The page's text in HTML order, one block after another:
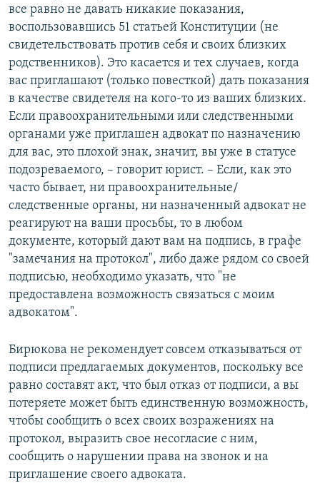
все равно не давать никакие показания,
воспользовавшись 51 статьей Конституции (не
свидетельствовать против себя и своих близких
родственников). Это касается и тех случаев, когда
вас приглашают (только повесткой) дать показания
в качестве свидетеля на кого-то из ваших близких.
Если правоохранительными или следственными
органами уже приглашен адвокат по назначению
для вас, это плохой знак, значит, вы уже в статусе
подозреваемого, – говорит юрист. – Если, как это
часто бывает, ни правоохранительные/
следственные органы, ни назначенный адвокат не
реагируют на ваши просьбы, то в любом
документе, который дают вам на подпись, в графе
"замечания на протокол", либо даже рядом со своей
подписью, необходимо указать, что "не
предоставлена возможность связаться с моим
адвокатом".
Бирюкова не рекомендует совсем отказываться от
подписи предлагаемых документов, поскольку все
равно составят акт, что был отказ от подписи, а вы
потеряете может быть единственную возможность,
чтобы сообщить о всех своих возражениях на
протокол, выразить свое несогласие с ним,
сообщить о нарушении права на звонок и на
приглашение своего адвоката. ​